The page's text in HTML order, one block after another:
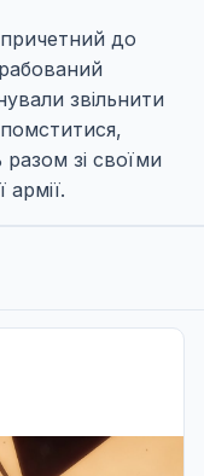
до
звільнити
зі своїми
армії.